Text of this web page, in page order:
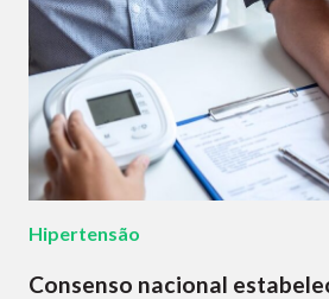
Hipertensão
Consenso nacional